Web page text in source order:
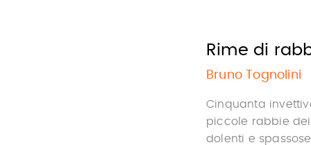
Rime di
Bruno Tognolini
Cinquanta
piccole rabbie dei
dolenti e